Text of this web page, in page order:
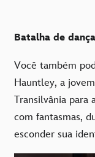
Batalha de
Você também
Hauntley, a
Transilvânia para
com fantasmas,
esconder sua